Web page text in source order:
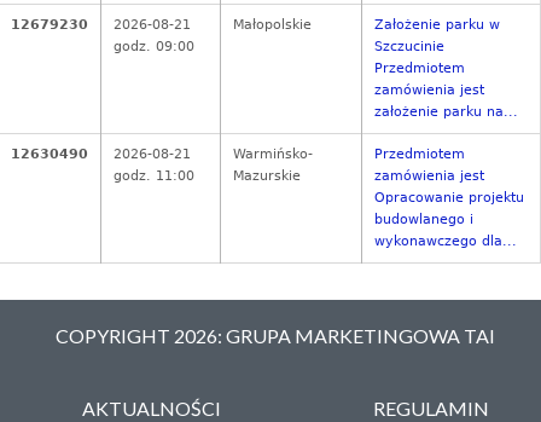
12679230
2026-08-21
godz. 09:00
Małopolskie
Założenie parku w
Szczucinie
Przedmiotem
zamówienia jest
założenie parku na...
12630490
2026-08-21
godz. 11:00
Warmińsko-
Mazurskie
Przedmiotem
zamówienia jest
Opracowanie projektu
budowlanego i
wykonawczego dla...
COPYRIGHT 2026: GRUPA MARKETINGOWA TAI
AKTUALNOŚCI REGULAMIN